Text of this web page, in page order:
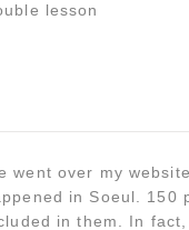
lesson
went over my
in Soeul. 150
in them. In